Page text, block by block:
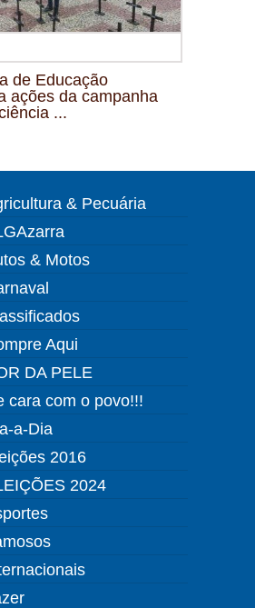
de Educação
ações da campanha
...
& Pecuária
& Motos
Aqui
DA PELE
cara com o povo!!!
a-Dia
2016
2024